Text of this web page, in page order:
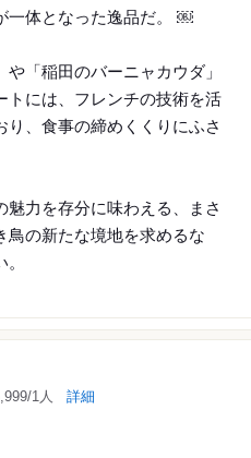
一体となった逸品だ。 ￼
「稲田のバーニャカウダ」
トには、フレンチの技術を活
、食事の締めくくりにふさ
魅力を存分に味わえる、まさ
鳥の新たな境地を求めるな
1人 詳細